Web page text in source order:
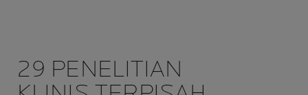
29 PENELITIAN